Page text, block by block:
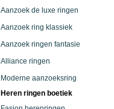
Aanzoek de luxe ringen
Aanzoek ring klassiek
Aanzoek ringen fantasie
Alliance ringen
Moderne aanzoeksring
Heren ringen boetiek